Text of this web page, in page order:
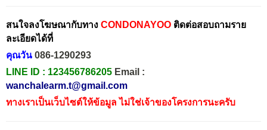
สนใจลงโฆษณากับทาง CONDONAYOO ติดต่อสอบถามราย
ละเอียดได้ที่
คุณวัน 086-1290293
LINE ID : 123456786205 Email :
wanchalearm.t@gmail.com
ทางเราเป็นเว็บไซต์ให้ข้อมูล ไม่ใช่เจ้าของโครงการนะครับ